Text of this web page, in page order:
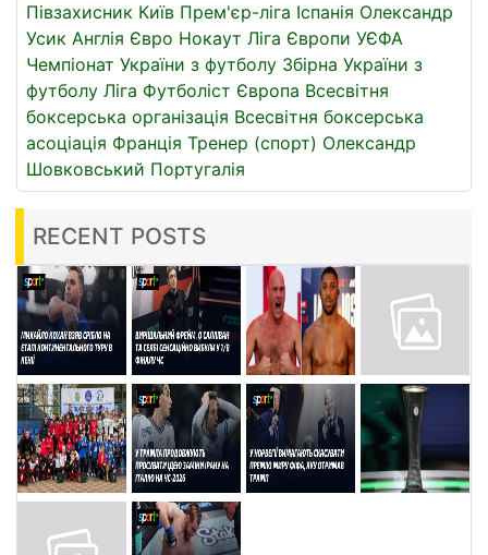
Півзахисник Київ Прем'єр-ліга Іспанія Олександр
Усик Англія Євро Нокаут Ліга Європи УЄФА
Чемпіонат України з футболу Збірна України з
футболу Ліга Футболіст Європа Всесвітня
боксерська організація Всесвітня боксерська
асоціація Франція Тренер (спорт) Олександр
Шовковський Португалія
RECENT POSTS